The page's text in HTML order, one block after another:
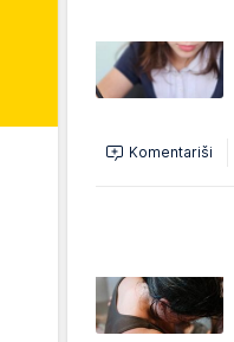
Komentariši